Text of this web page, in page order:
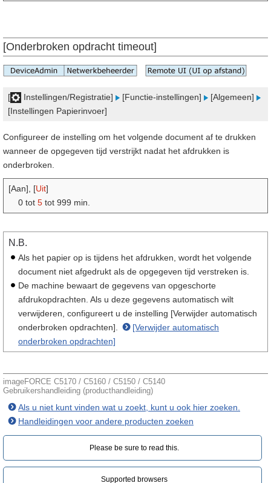
[Onderbroken opdracht timeout]
[ Instellingen/Registratie] [Functie-instellingen]
[Algemeen]
[Instellingen Papierinvoer]
Configureer de instelling om het volgende document af te drukken
wanneer de opgegeven tijd verstrijkt nadat het afdrukken is
onderbroken.
[Aan], [Uit]
0 tot 5 tot 999 min.
N.B.
Als het papier op is tijdens het afdrukken, wordt het volgende
document niet afgedrukt als de opgegeven tijd verstreken is.
De machine bewaart de gegevens van opgeschorte
afdrukopdrachten. Als u deze gegevens automatisch wilt
verwijderen, configureert u de instelling [Verwijder automatisch
onderbroken opdrachten].
[Verwijder automatisch
onderbroken opdrachten]
imageFORCE C5170 / C5160 / C5150 / C5140
Gebruikershandleiding (producthandleiding)
Als u niet kunt vinden wat u zoekt, kunt u ook hier zoeken.
Handleidingen voor andere producten zoeken
Please be sure to read this.‎
Supported browsers